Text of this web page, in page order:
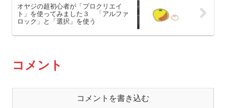
オヤジの超初心者が「プロクリエイ
ト」を使ってみました３ 「アルファ
ロック」と「選択」を使う
コメント
コメントを書き込む